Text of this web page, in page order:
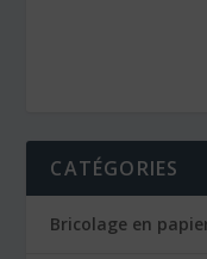
CATÉGORIES
Bricolage en